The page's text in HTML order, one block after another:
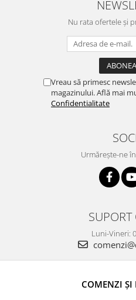
Nu rata ofertele și
Vreau să primesc
magazinului. Află mai
Confidentialitate
Urmărește-ne
SUPORT
Luni-Vineri:
COMENZI ȘI